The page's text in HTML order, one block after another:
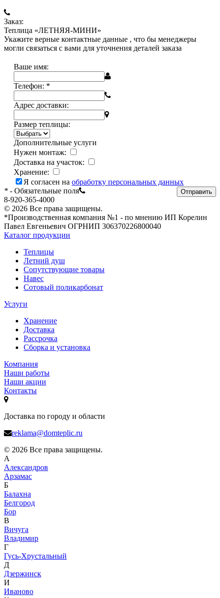
Заказ:
Теплица «ЛЕТНЯЯ-МИНИ»
Укажите верные контактные данные , что бы менеджеры
могли связаться с вами для уточнения деталей заказа
Ваше имя:
Телефон: *
Адрес доставки:
Размер теплицы:
Дополнительные услуги
Нужен монтаж:
Доставка на участок:
Хранение:
Я согласен на обработку персональных данных
* - Обязательные поля Отправить
8-920-365-4000
© 2026 Все права защищены.
*Производственная компания №1 - по мнению ИП Корелин
Павел Евгеньевич ОГРНИП 306370226800040
Каталог продукции
Теплицы
Летний душ
Сопутствующие товары
Навес
Сотовый поликарбонат
Услуги
Хранение
Доставка
Рассрочка
Сборка и установка
Компания
Наши работы
Наши акции
Контакты
Доставка по городу и области
reklama@domteplic.ru
© 2026 Все права защищены.
А
Александров
Арзамас
Б
Балахна
Белгород
Бор
В
Вичуга
Владимир
Г
Гусь-Хрустальный
Д
Дзержинск
И
Иваново